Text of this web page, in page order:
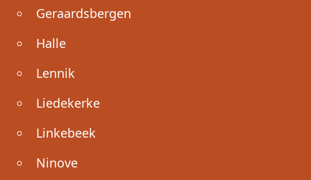
Geraardsbergen
Halle
Lennik
Liedekerke
Linkebeek
Ninove